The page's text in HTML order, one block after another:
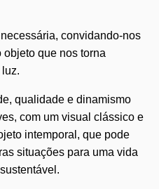
convidando-nos
que nos torna
qualidade e dinamismo
com um visual clássico e
intemporal, que pode
situações para uma vida